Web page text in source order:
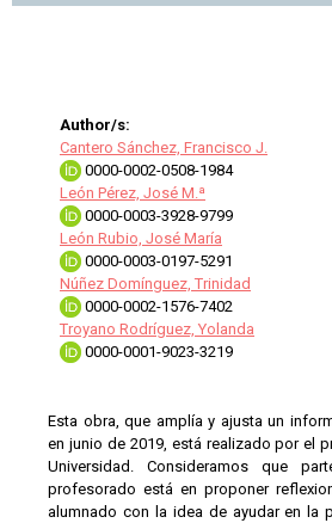
Author/s:
Cantero Sánchez, Francisco J.
0000-0002-0508-1984
León Pérez, José M.ª
0000-0003-3928-9799
León Rubio, José María
0000-0003-0197-5291
Núñez Domínguez, Trinidad
0000-0002-1576-7402
Troyano Rodríguez, Yolanda
0000-0001-9023-3219
Esta obra, que amplía y ajusta un
en junio de 2019, está realizado por el
Universidad. Consideramos que
profesorado está en proponer
alumnado con la idea de ayudar en la